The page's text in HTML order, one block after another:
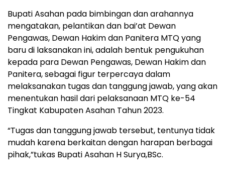
Bupati Asahan pada bimbingan dan arahannya
mengatakan, pelantikan dan bai’at Dewan
Pengawas, Dewan Hakim dan Panitera MTQ yang
baru di laksanakan ini, adalah bentuk pengukuhan
kepada para Dewan Pengawas, Dewan Hakim dan
Panitera, sebagai figur terpercaya dalam
melaksanakan tugas dan tanggung jawab, yang akan
menentukan hasil dari pelaksanaan MTQ ke-54
Tingkat Kabupaten Asahan Tahun 2023.
“Tugas dan tanggung jawab tersebut, tentunya tidak
mudah karena berkaitan dengan harapan berbagai
pihak,”tukas Bupati Asahan H Surya,BSc.